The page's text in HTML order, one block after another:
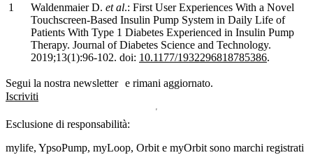
Waldenmaier D. et al.: First User Experiences With a Novel
Touchscreen-Based Insulin Pump System in Daily Life of
Patients With Type 1 Diabetes Experienced in Insulin Pump
Therapy. Journal of Diabetes Science and Technology.
2019;13(1):96-102. doi: 10.1177/1932296818785386.
Segui la nostra newsletter e rimani aggiornato.
Iscriviti
Esclusione di responsabilità:
mylife, YpsoPump, myLoop, Orbit e myOrbit sono marchi registrati